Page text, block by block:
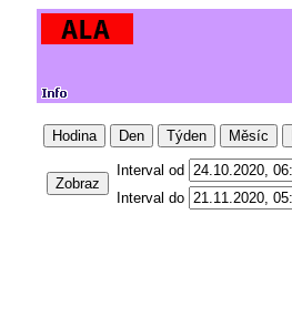
Hodina Den Týden Měsíc
Zobraz
Interval od
Interval do